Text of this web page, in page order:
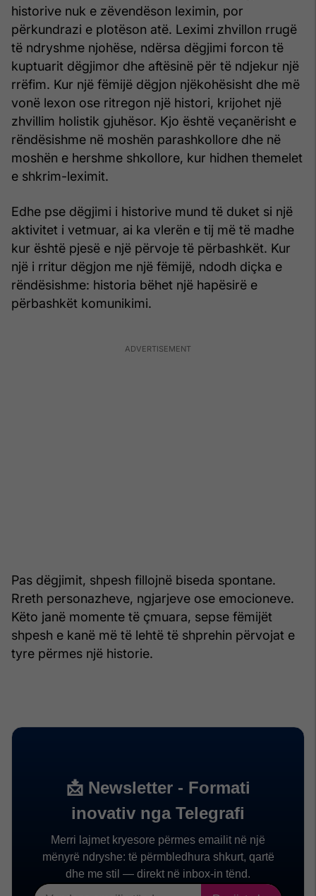
historive nuk e zëvendëson leximin, por
përkundrazi e plotëson atë. Leximi zhvillon rrugë
të ndryshme njohëse, ndërsa dëgjimi forcon të
kuptuarit dëgjimor dhe aftësinë për të ndjekur një
rrëfim. Kur një fëmijë dëgjon njëkohësisht dhe më
vonë lexon ose ritregon një histori, krijohet një
zhvillim holistik gjuhësor. Kjo është veçanërisht e
rëndësishme në moshën parashkollore dhe në
moshën e hershme shkollore, kur hidhen themelet
e shkrim-leximit.
Edhe pse dëgjimi i historive mund të duket si një
aktivitet i vetmuar, ai ka vlerën e tij më të madhe
kur është pjesë e një përvoje të përbashkët. Kur
një i rritur dëgjon me një fëmijë, ndodh diçka e
rëndësishme: historia bëhet një hapësirë e
përbashkët komunikimi.
Pas dëgjimit, shpesh fillojnë biseda spontane.
Rreth personazheve, ngjarjeve ose emocioneve.
Këto janë momente të çmuara, sepse fëmijët
shpesh e kanë më të lehtë të shprehin përvojat e
tyre përmes një historie.